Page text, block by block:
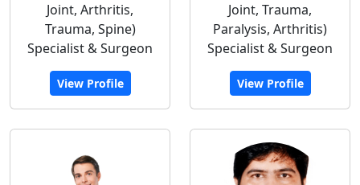
Joint, Arthritis,
Trauma, Spine)
Specialist & Surgeon
View Profile
Joint, Trauma,
Paralysis, Arthritis)
Specialist & Surgeon
View Profile